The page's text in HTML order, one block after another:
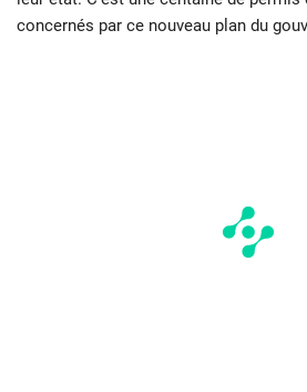
concernés par ce nouveau plan du